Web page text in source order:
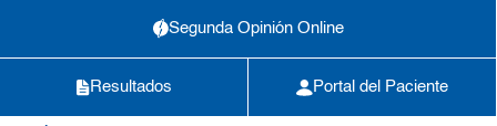
Segunda Opinión Online
Resultados Portal del Paciente